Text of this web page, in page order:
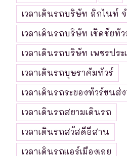
เวลาเดินรถบริษัท ลิกไนท์
เวลาเดินรถบริษัท เชิดชัยทั
เวลาเดินรถบริษัท เพชรปร
เวลาเดินรถบุษราคัมทัวร์
เวลาเดินรถระยองทัวร์ขนส่
เวลาเดินรถสยามเดินรถ
เวลาเดินรถสวัสดีอีสาน
เวลาเดินรถแอร์เมืองเลย